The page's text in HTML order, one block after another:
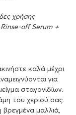
χρήσης
off Serum +
καλά μέχρι
για
σταγονιδίων.
του χεριού σας.
μαλλιά,